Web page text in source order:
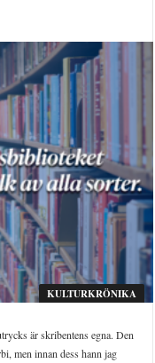
KULTURKRÖNIKA
är skribentens egna. Den
men innan dess hann jag